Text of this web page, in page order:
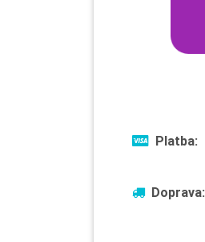
Platba:
Doprava: